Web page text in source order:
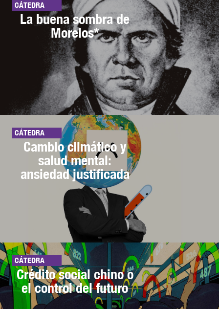
CÁTEDRA
La buena sombra de
Morelos*
CÁTEDRA
Cambio climático y
salud mental:
ansiedad justificada
CÁTEDRA
Crédito social chino o
el control del futuro